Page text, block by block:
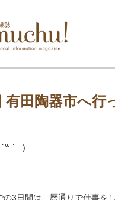
有田陶器市へ行
꒳ ˙ )
の3日間は、暦通りで仕事を